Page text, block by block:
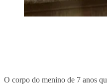
O corpo do menino de 7 anos